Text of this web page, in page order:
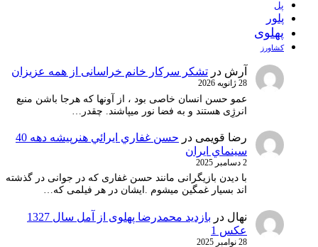
پل
پلور
پهلوی
کشاورز
آرش در تشکر سرکار خانم خراسانی از همه عزیزان
28 ژانویه 2026
عمو حسن انسان خاصی بود ، از آونها که هرجا باشن منبع
انرژِی هستند و به فضا نور میپاشند. چقدر…
رضا قویمی در
حسن غفاري ايرائي هنرپيشه دهه 40
سينماي ايران
2 دسامبر 2025
با دیدن بازیگرانی مانند حسن غفاری که در جوانی در گذشته
اند بسیار غمگین میشوم .ایشان در هر فیلمی که…
نهال در
بازدید محمدرضا پهلوی از آمل سال 1327
عکس 1
28 نوامبر 2025